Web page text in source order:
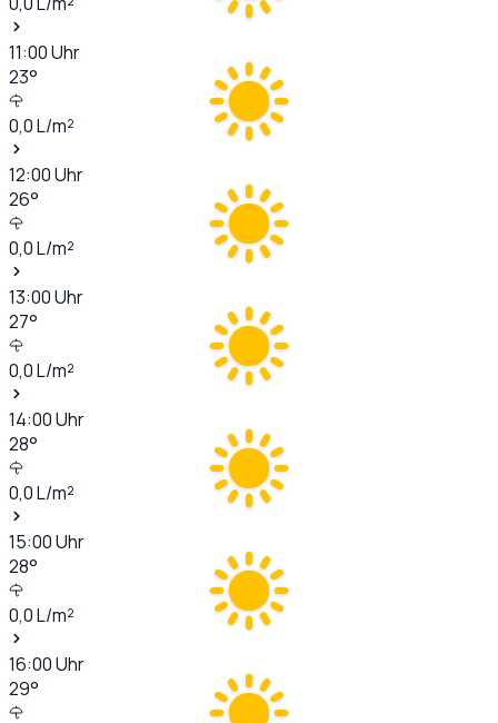
11:00Uhr
23°
0,0L/m²
12:00Uhr
26°
0,0L/m²
13:00Uhr
27°
0,0L/m²
14:00Uhr
28°
0,0L/m²
15:00Uhr
28°
0,0L/m²
16:00Uhr
29°